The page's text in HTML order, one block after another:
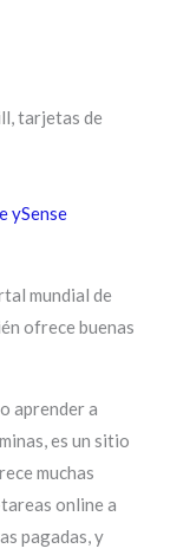
tarjetas de
ySense
mundial de
ofrece buenas
aprender a
es un sitio
muchas
online a
pagadas, y